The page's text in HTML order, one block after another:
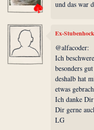
und das war
Ex-
@alfacoder:
Ich
besonders
deshalb hat
etwas
Ich danke
Dir gerne
LG